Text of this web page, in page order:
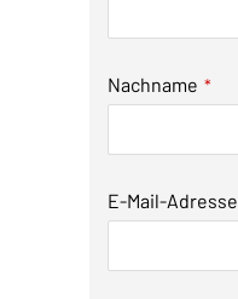
Nachname *
E-Mail-Adresse